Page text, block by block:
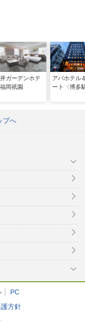
ガーデンホテ
岡祇園
アパホテル
ート〈博多
プへ
PC
方針